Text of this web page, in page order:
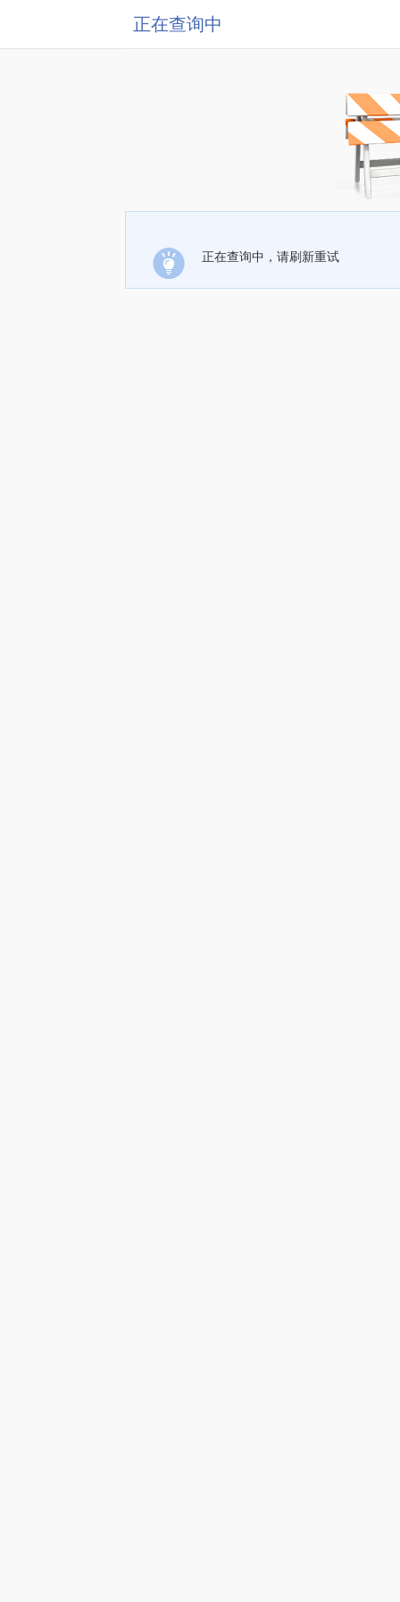
正在查询中
正在查询中，请刷新重试